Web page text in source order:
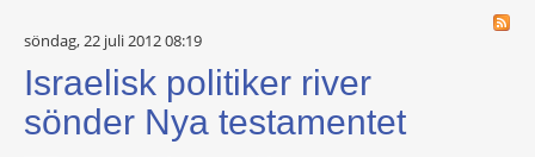
söndag, 22 juli 2012 08:19
Israelisk politiker river
sönder Nya testamentet